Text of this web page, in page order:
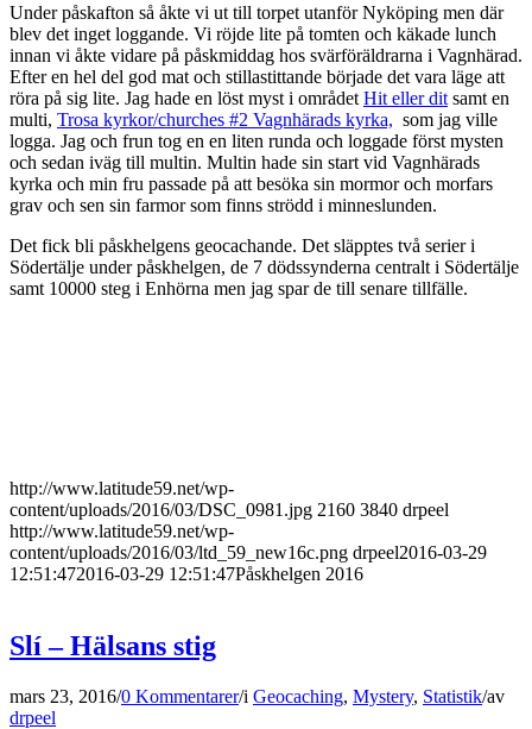
Under påskafton så åkte vi ut till torpet utanför Nyköping men där
blev det inget loggande. Vi röjde lite på tomten och käkade lunch
innan vi åkte vidare på påskmiddag hos svärföräldrarna i Vagnhärad.
Efter en hel del god mat och stillastittande började det vara läge att
röra på sig lite. Jag hade en löst myst i området Hit eller dit samt en
multi, Trosa kyrkor/churches #2 Vagnhärads kyrka, som jag ville
logga. Jag och frun tog en en liten runda och loggade först mysten
och sedan iväg till multin. Multin hade sin start vid Vagnhärads
kyrka och min fru passade på att besöka sin mormor och morfars
grav och sen sin farmor som finns strödd i minneslunden.
Det fick bli påskhelgens geocachande. Det släpptes två serier i
Södertälje under påskhelgen, de 7 dödssynderna centralt i Södertälje
samt 10000 steg i Enhörna men jag spar de till senare tillfälle.
http://www.latitude59.net/wp-
content/uploads/2016/03/DSC_0981.jpg 2160 3840 drpeel
http://www.latitude59.net/wp-
content/uploads/2016/03/ltd_59_new16c.png drpeel2016-03-29
12:51:472016-03-29 12:51:47Påskhelgen 2016
Slí – Hälsans stig
mars 23, 2016/0 Kommentarer/i Geocaching, Mystery, Statistik/av
drpeel